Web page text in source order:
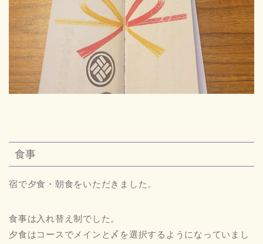
食事
宿で夕食・朝食をいただきました。
食事は入れ替え制でした。
夕食はコースでメインと〆を選択するようになっていまし